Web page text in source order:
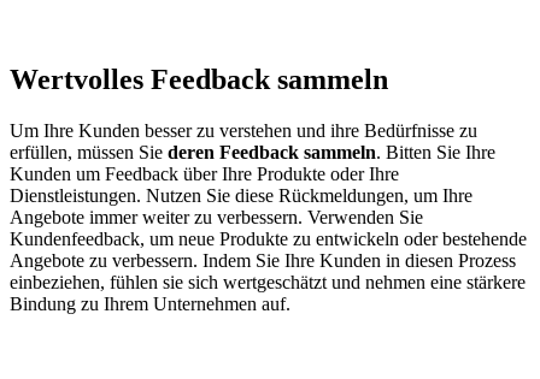
Wertvolles Feedback sammeln
Um Ihre Kunden besser zu verstehen und ihre Bedürfnisse zu
erfüllen, müssen Sie deren Feedback sammeln. Bitten Sie Ihre
Kunden um Feedback über Ihre Produkte oder Ihre
Dienstleistungen. Nutzen Sie diese Rückmeldungen, um Ihre
Angebote immer weiter zu verbessern. Verwenden Sie
Kundenfeedback, um neue Produkte zu entwickeln oder bestehende
Angebote zu verbessern. Indem Sie Ihre Kunden in diesen Prozess
einbeziehen, fühlen sie sich wertgeschätzt und nehmen eine stärkere
Bindung zu Ihrem Unternehmen auf.